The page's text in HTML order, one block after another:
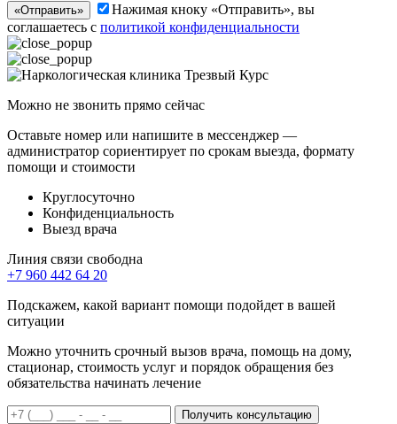
«Отправить»
Нажимая кноку «Отправить», вы
соглашаетесь с политикой конфиденциальности
Можно не звонить прямо сейчас
Оставьте номер или напишите в мессенджер —
администратор сориентирует по срокам выезда, формату
помощи и стоимости
Круглосуточно
Конфиденциальность
Выезд врача
Линия связи свободна
+7 960 442 64 20
Подскажем, какой вариант помощи подойдет в вашей
ситуации
Можно уточнить срочный вызов врача, помощь на дому,
стационар, стоимость услуг и порядок обращения без
обязательства начинать лечение
Получить консультацию